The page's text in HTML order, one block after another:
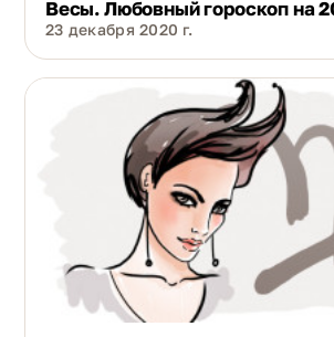
Весы. Любовный гороскоп на
23 декабря 2020 г.